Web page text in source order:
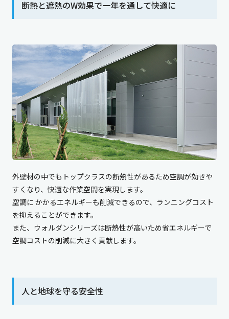
断熱と遮熱のW効果で一年を通して快適に
外壁材の中でもトップクラスの断熱性があるため空調が効きや
すくなり、快適な作業空間を実現します。
空調に かかるエネルギーも削減できるので、ランニングコスト
を抑えることができます。
また、ウォルダンシリーズは断熱性が高いため省エネルギーで
空調コストの削減に大きく貢献します。
人と地球を守る安全性